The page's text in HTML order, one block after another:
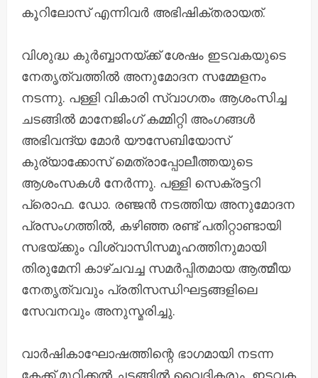
കൂറിലോസ് എന്നിവർ അഭിഷിക്തരായത്.
വിശുദ്ധ കുർബ്ബാനയ്ക്ക് ശേഷം ഇടവകയുടെ
നേതൃത്വത്തിൽ അനുമോദന സമ്മേളനം
നടന്നു. പള്ളി വികാരി സ്വാഗതം ആശംസിച്ച
ചടങ്ങിൽ മാനേജിംഗ് കമ്മിറ്റി അംഗങ്ങൾ
അഭിവന്ദ്യ മോർ യൗസേബിയോസ്
കുര്യാക്കോസ് മെത്രാപ്പോലീത്തയുടെ
ആശംസകൾ നേർന്നു. പള്ളി സെക്രട്ടറി
പ്രൊഫ. ഡോ. രഞ്ജൻ നടത്തിയ അനുമോദന
പ്രസംഗത്തിൽ, കഴിഞ്ഞ രണ്ട് പതിറ്റാണ്ടായി
സഭയ്ക്കും വിശ്വാസിസമൂഹത്തിനുമായി
തിരുമേനി കാഴ്ചവച്ച സമർപ്പിതമായ ആത്മീയ
നേതൃത്വവും പ്രതിസന്ധിഘട്ടങ്ങളിലെ
സേവനവും അനുസ്മരിച്ചു.
വാർഷികാഘോഷത്തിന്റെ ഭാഗമായി നടന്ന
കേക്ക് മുറിക്കൽ ചടങ്ങിൽ വൈദികരും, ഇടവക